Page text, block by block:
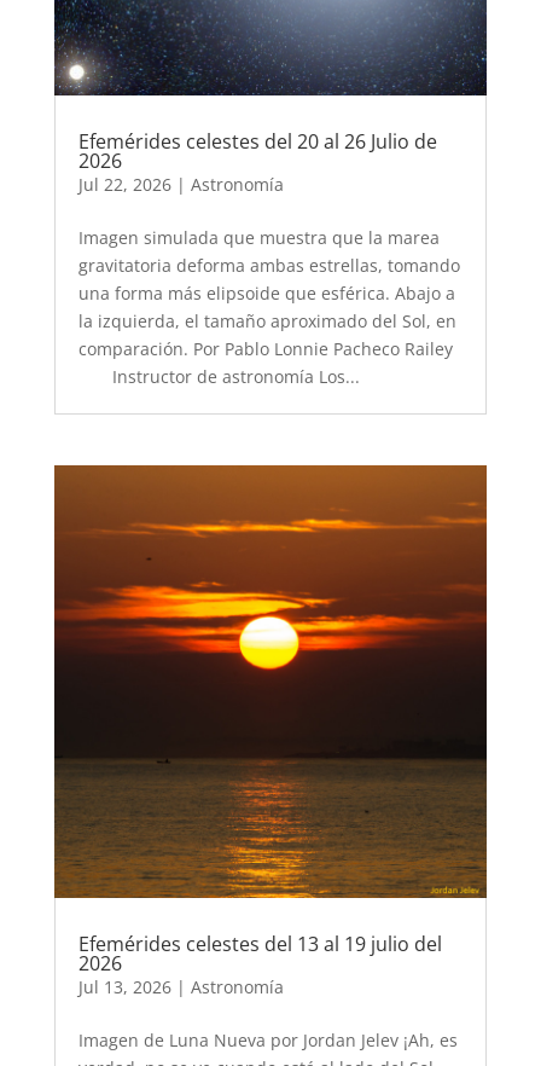
Efemérides celestes del 20 al 26 Julio de
2026
Jul 22, 2026| Astronomía
Imagen simulada que muestra que la marea
gravitatoria deforma ambas estrellas, tomando
una forma más elipsoide que esférica. Abajo a
la izquierda, el tamaño aproximado del Sol, en
comparación. Por Pablo Lonnie Pacheco Railey
Instructor de astronomía Los...
Efemérides celestes del 13 al 19 julio del
2026
Jul 13, 2026| Astronomía
Imagen de Luna Nueva por Jordan Jelev ¡Ah, es